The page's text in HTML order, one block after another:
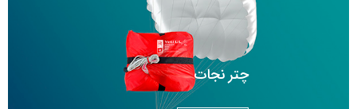
چتر نجات